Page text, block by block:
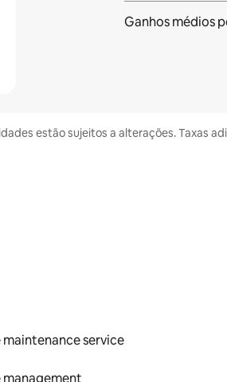
Ganhos médios
estão sujeitos a alterações. Taxas
service